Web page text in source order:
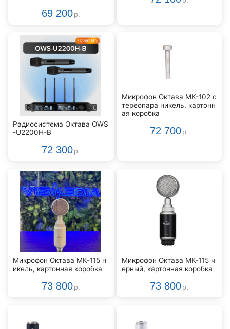
69 200 р.
Радиосистема Октава OWS
-U2200H-B
72 300 р.
Микрофон Октава МК-102 с
тереопара никель, картонн
ая коробка
72 700 р.
Микрофон Октава МК-115 н
икель, картонная коробка
73 800 р.
Микрофон Октава МК-115 ч
ерный, картонная коробка
73 800 р.